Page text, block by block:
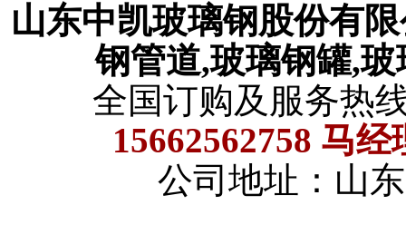
山东中凯玻璃钢股份有
钢管道,玻璃钢罐,
全国订购及服务热
15662562758 马
公司地址：山